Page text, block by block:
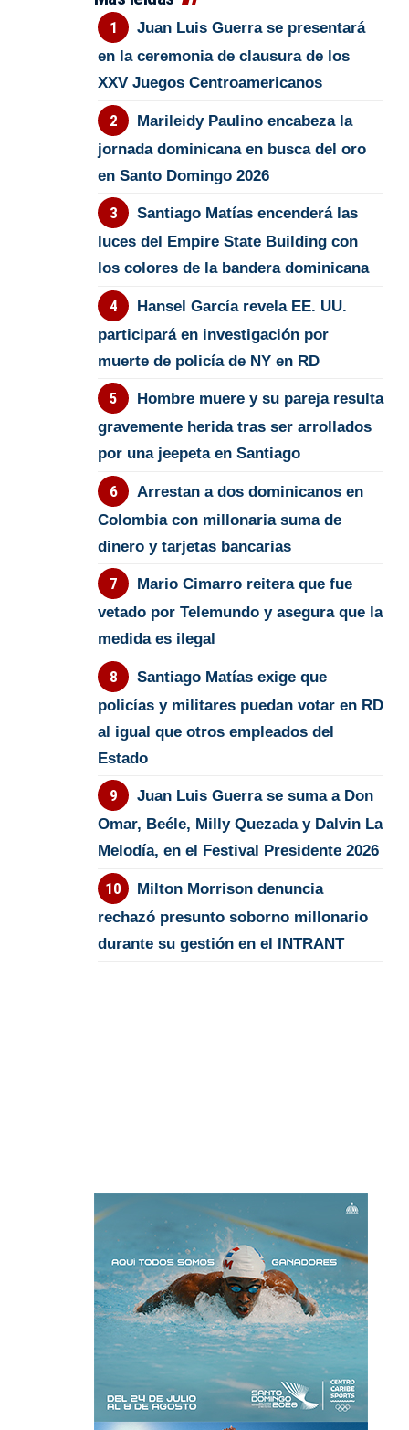
Juan Luis Guerra se presentará
en la ceremonia de clausura de los
XXV Juegos Centroamericanos
Marileidy Paulino encabeza la
jornada dominicana en busca del oro
en Santo Domingo 2026
Santiago Matías encenderá las
luces del Empire State Building con
los colores de la bandera dominicana
Hansel García revela EE. UU.
participará en investigación por
muerte de policía de NY en RD
Hombre muere y su pareja resulta
gravemente herida tras ser arrollados
por una jeepeta en Santiago
Arrestan a dos dominicanos en
Colombia con millonaria suma de
dinero y tarjetas bancarias
Mario Cimarro reitera que fue
vetado por Telemundo y asegura que la
medida es ilegal
Santiago Matías exige que
policías y militares puedan votar en RD
al igual que otros empleados del
Estado
Juan Luis Guerra se suma a Don
Omar, Beéle, Milly Quezada y Dalvin La
Melodía, en el Festival Presidente 2026
Milton Morrison denuncia
rechazó presunto soborno millonario
durante su gestión en el INTRANT